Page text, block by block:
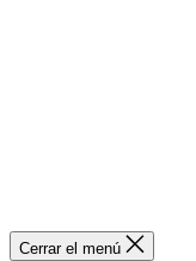
Cerrar el menú